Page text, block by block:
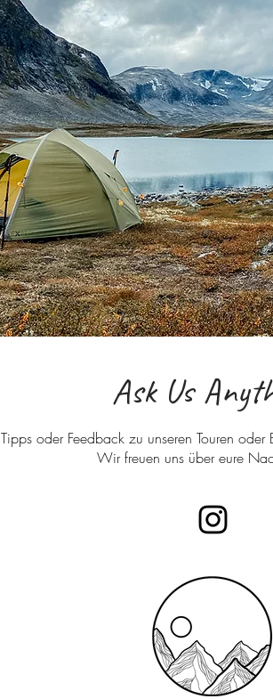
Ask Us
oder Feedback zu unseren Touren
Wir freuen uns über eure